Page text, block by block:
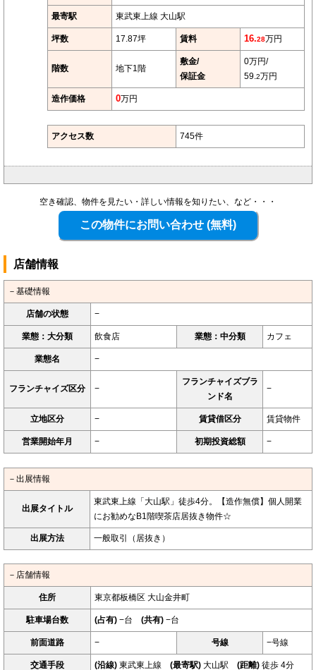
最寄駅 東武東上線 大山駅
坪数 17.87坪 賃料 16.28万円
階数 地下1階
敷金/
保証金
0万円/
59.2万円
造作価格 0万円
アクセス数 745件
空き確認、物件を見たい・詳しい情報を知りたい、など・・・
店舗情報
－基礎情報
店舗の状態 −
業態：大分類 飲食店 業態：中分類 カフェ
業態名 −
フランチャイズ区分 −
フランチャイズブラ
ンド名
−
立地区分 − 賃貸借区分 賃貸物件
営業開始年月 − 初期投資総額 −
－出展情報
出展タイトル
東武東上線「大山駅」徒歩4分。【造作無償】個人開業
にお勧めなB1階喫茶店居抜き物件☆
出展方法 一般取引（居抜き）
－店舗情報
住所 東京都板橋区 大山金井町
駐車場台数 (占有) −台 (共有) −台
前面道路 − 号線 −号線
交通手段 (沿線) 東武東上線 (最寄駅) 大山駅 (距離) 徒歩 4分